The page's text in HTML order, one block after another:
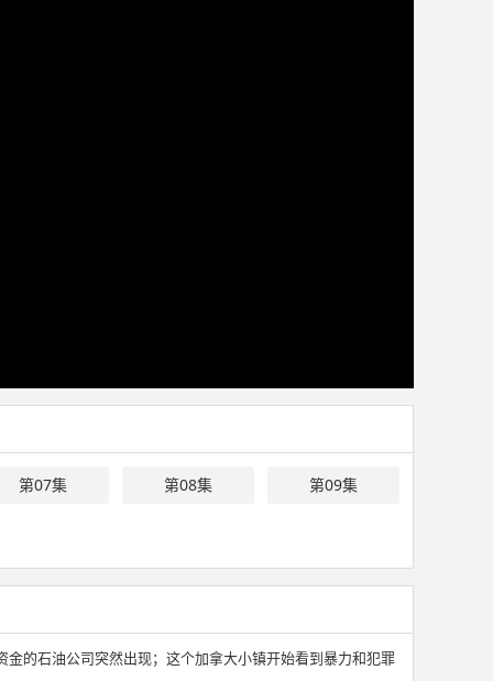
第07集 第08集 第09集
的石油公司突然出现；这个加拿大小镇开始看到暴力和犯罪